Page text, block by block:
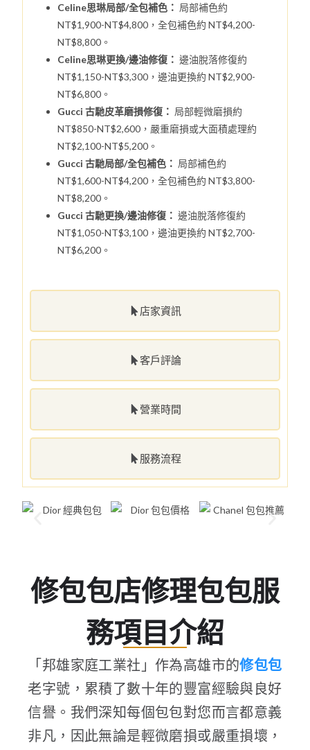
店家資訊
客戶評論
營業時間
服務流程
Celine思琳局部/全包補色： 局部補色約
NT$1,900-NT$4,800，全包補色約 NT$4,200-
NT$8,800。
Celine思琳更換/邊油修復： 邊油脫落修復約
NT$1,150-NT$3,300，邊油更換約 NT$2,900-
NT$6,800。
Gucci 古馳皮革磨損修復： 局部輕微磨損約
NT$850-NT$2,600，嚴重磨損或大面積處理約
NT$2,100-NT$5,200。
Gucci 古馳局部/全包補色： 局部補色約
NT$1,600-NT$4,200，全包補色約 NT$3,800-
NT$8,200。
Gucci 古馳更換/邊油修復： 邊油脫落修復約
NT$1,050-NT$3,100，邊油更換約 NT$2,700-
NT$6,200。
修包包店修理包包服
務項目介紹
「邦雄家庭工業社」作為高雄市的修包包
老字號，累積了數十年的豐富經驗與良好
信譽。我們深知每個包包對您而言都意義
非凡，因此無論是輕微磨損或嚴重損壞，